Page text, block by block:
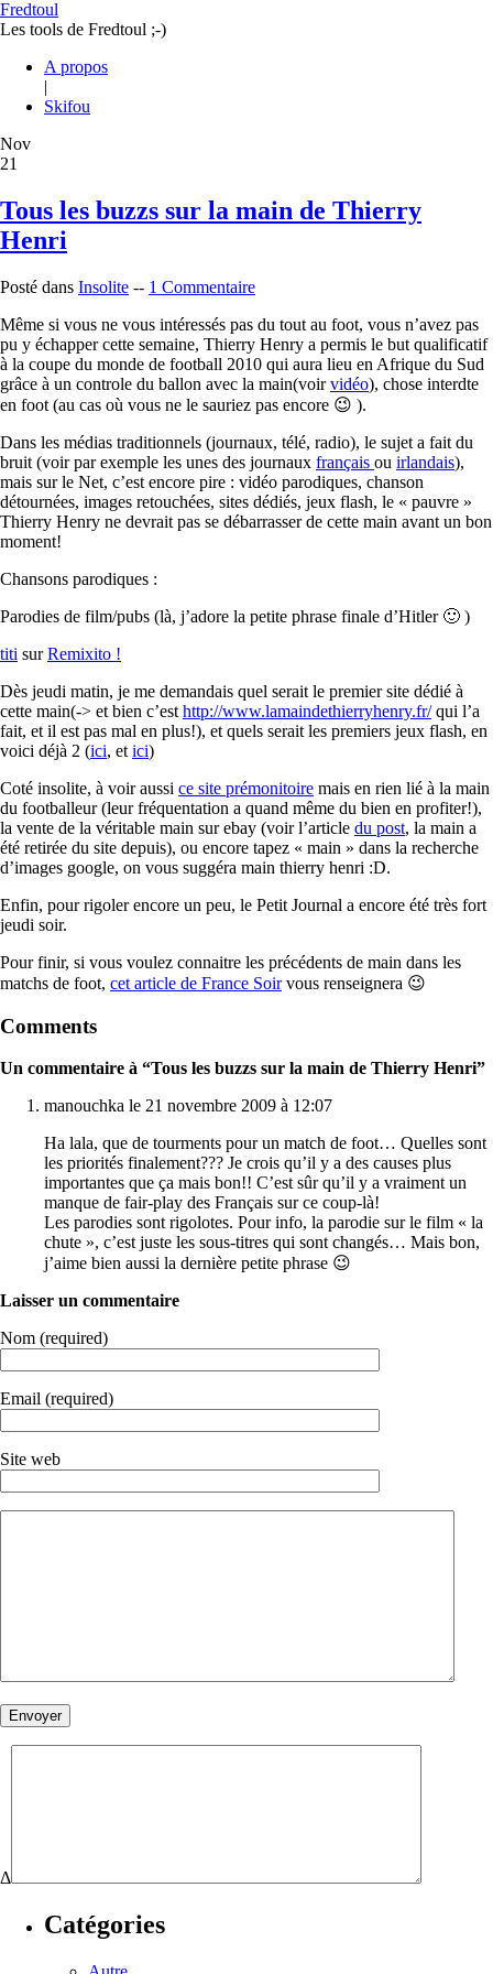
Fredtoul
Les tools de Fredtoul ;-)
A propos
|
Skifou
Nov
21
Tous les buzzs sur la main de Thierry
Henri
Posté dans Insolite -- 1 Commentaire
Même si vous ne vous intéressés pas du tout au foot, vous n’avez pas
pu y échapper cette semaine, Thierry Henry a permis le but qualificatif
à la coupe du monde de football 2010 qui aura lieu en Afrique du Sud
grâce à un controle du ballon avec la main(voirvidéo), chose interdte
en foot (au cas où vous ne le sauriez pas encore 😉 ).
Dans les médias traditionnels (journaux, télé, radio), le sujet a fait du
bruit (voir par exemple les unes des journaux français ou irlandais),
mais sur le Net, c’est encore pire : vidéo parodiques, chanson
détournées, images retouchées, sites dédiés, jeux flash, le « pauvre »
Thierry Henry ne devrait pas se débarrasser de cette main avant un bon
moment!
Chansons parodiques :
Parodies de film/pubs (là, j’adore la petite phrase finale d’Hitler 🙂 )
titi surRemixito !
Dès jeudi matin, je me demandais quel serait le premier site dédié à
cette main(-> et bien c’est http://www.lamaindethierryhenry.fr/qui l’a
fait, et il est pas mal en plus!), et quels serait les premiers jeux flash, en
voici déjà 2 (ici, et ici)
Coté insolite, à voir aussi ce site prémonitoire mais en rien lié à la main
du footballeur (leur fréquentation a quand même du bien en profiter!),
la vente de la véritable main sur ebay (voir l’article du post, la main a
été retirée du site depuis), ou encore tapez « main » dans la recherche
d’images google, on vous suggéra main thierry henri :D.
Enfin, pour rigoler encore un peu, le Petit Journal a encore été très fort
jeudi soir.
Pour finir, si vous voulez connaitre les précédents de main dans les
matchs de foot, cet article de France Soirvous renseignera 😉
Comments
Un commentaire à “Tous les buzzs sur la main de Thierry Henri”
manouchka le 21 novembre 2009 à 12:07
Ha lala, que de tourments pour un match de foot… Quelles sont
les priorités finalement??? Je crois qu’il y a des causes plus
importantes que ça mais bon!! C’est sûr qu’il y a vraiment un
manque de fair-play des Français sur ce coup-là!
Les parodies sont rigolotes. Pour info, la parodie sur le film « la
chute », c’est juste les sous-titres qui sont changés… Mais bon,
j’aime bien aussi la dernière petite phrase 😉
Laisser un commentaire
Nom (required)
Email (required)
Site web
Δ
Catégories